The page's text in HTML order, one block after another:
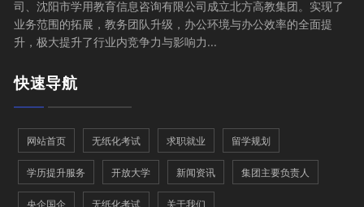
司、沈阳市学用教育信息咨询有限公司成立北方高教集团。实现了
业务范围的拓展，教务团队升级，办公环境与办公效率的全面提
升，极大提升了行业内竞争力与影响力...
快速导航
网站首页 无纸化考试 求职就业 留学规划
学历提升服务 开放大学 新闻资讯 集团主要负责人